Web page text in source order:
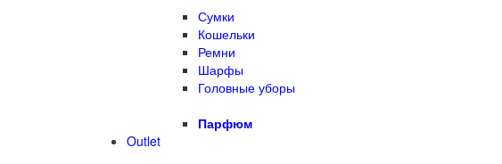
Сумки
Кошельки
Ремни
Шарфы
Головные уборы
Парфюм
Outlet